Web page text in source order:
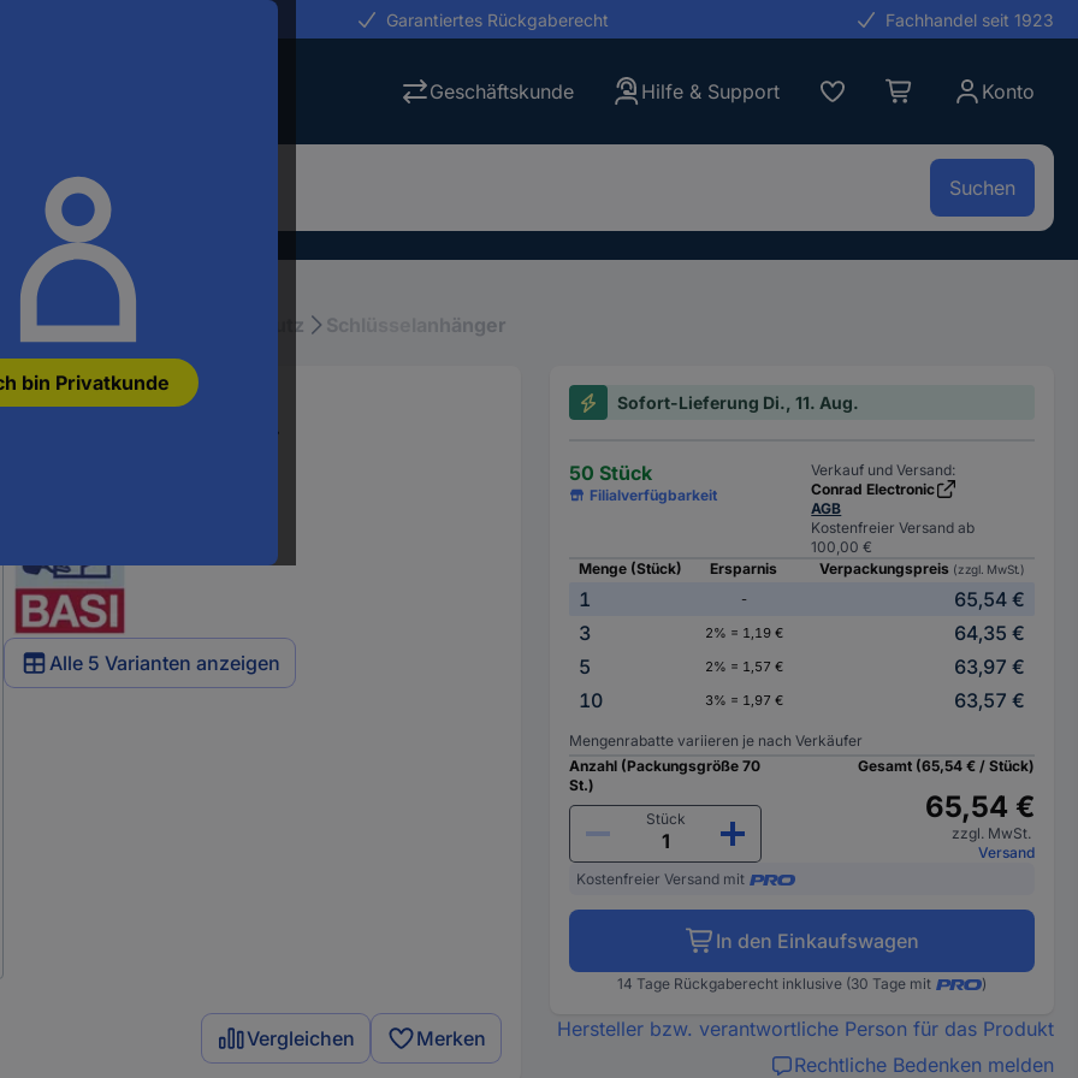
bin Privatkunde
Garantiertes Rückgaberecht Fachhandel seit 1923
Geschäftskunde Hilfe & Support Konto
Suchen
Wertsachen-Schutz Schlüsselanhänger
farbig sortiert 70 St.
Alle 5 Varianten anzeigen
Vergleichen Merken
Sofort-Lieferung Di., 11. Aug.
50 Stück
Filialverfügbarkeit
Verkauf und Versand:
Conrad Electronic
AGB
Kostenfreier Versand ab
100,00 €
Menge (Stück)
Ersparnis Verpackungspreis (zzgl. MwSt.)
1 -
65,54 €
3
2% = 1,19 €
64,35 €
5
2% = 1,57 €
63,97 €
10
3% = 1,97 € 63,57 €
Mengenrabatte variieren je nach Verkäufer
Anzahl (Packungsgröße 70
St.)
Stück
Gesamt (65,54 € / Stück)
65,54 €
zzgl. MwSt.
Versand
Kostenfreier Versand mit
In den Einkaufswagen
14 Tage Rückgaberecht inklusive (30 Tage mit )
Hersteller bzw. verantwortliche Person für das Produkt
Rechtliche Bedenken melden